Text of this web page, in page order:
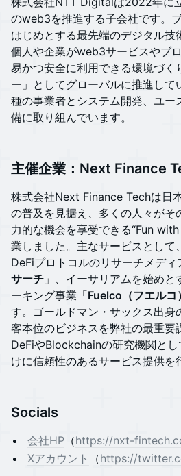
のweb3を推進する子会社です。
はじめとする最先端のデジタル技
個人や企業がweb3サービスやブ
易かつ安全に利用できる環境づく
ー」としてグローバルに推進して
種の事業者とシステム開発、ユー
備に取り組んでいます。
主催企業： Next Finance
株式会社Next Finance Techは日
の普及を見据え、多くの人々がそ
力的な機会を享受できる“Fun
業しました。主なサービスとして
DeFiプロトコルのリサーチメディ
サーチ 」、イーサリアムを始め
ーキング事業「Fuelco（フエルコ）
す。ゴールドマン・サックス出身
客本位のビジネスを弊社の最重要
DeFiやBlockchainの研究機関と
けに信頼性のあるサービス提供を
Socials
会社HP （https://nxt-
Xアカウント
（https://